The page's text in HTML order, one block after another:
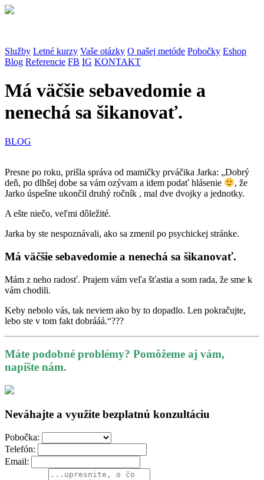
Služby Letné kurzy Vaše otázky O našej metóde Pobočky Eshop
Blog Referencie FB IG KONTAKT
Má väčšie sebavedomie a
nenechá sa šikanovať.
BLOG
Presne po roku, prišla správa od mamičky prváčika Jarka: „Dobrý
deň, po dlhšej dobe sa vám ozývam a idem podať hlásenie
, že
Jarko úspešne ukončil druhý ročník , mal dve dvojky a jednotky.
A ešte niečo, veľmi dôležité.
Jarka by ste nespoznávali, ako sa zmenil po psychickej stránke.
Má väčšie sebavedomie a nenechá sa šikanovať.
Mám z neho radosť. Prajem vám veľa šťastia a som rada, že sme k
vám chodili.
Keby nebolo vás, tak neviem ako by to dopadlo. Len pokračujte,
lebo ste v tom fakt dobrááá.“???
Máte podobné problémy? Pomôžeme aj vám,
napíšte nám.
Neváhajte a využite bezplatnú konzultáciu
Pobočka:
Telefón:
Email: